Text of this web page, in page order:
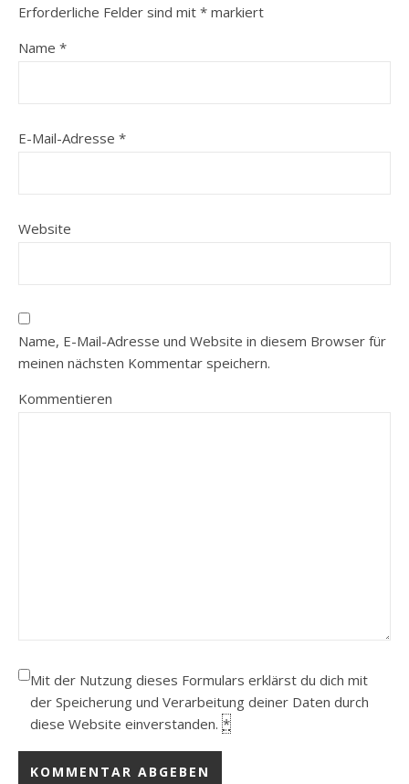
Erforderliche Felder sind mit * markiert
Name *
E-Mail-Adresse *
Website
Name, E-Mail-Adresse und Website in diesem Browser für
meinen nächsten Kommentar speichern.
Kommentieren
Mit der Nutzung dieses Formulars erklärst du dich mit
der Speicherung und Verarbeitung deiner Daten durch
diese Website einverstanden. *